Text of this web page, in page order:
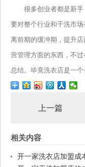
很多创业者都是新手
要对整个行业和干洗市
离前期的缓冲期，提升
营管理方面的东西，不
总结。毕竟洗衣店是一个
上一篇
相关内容
开一家洗衣店加盟成